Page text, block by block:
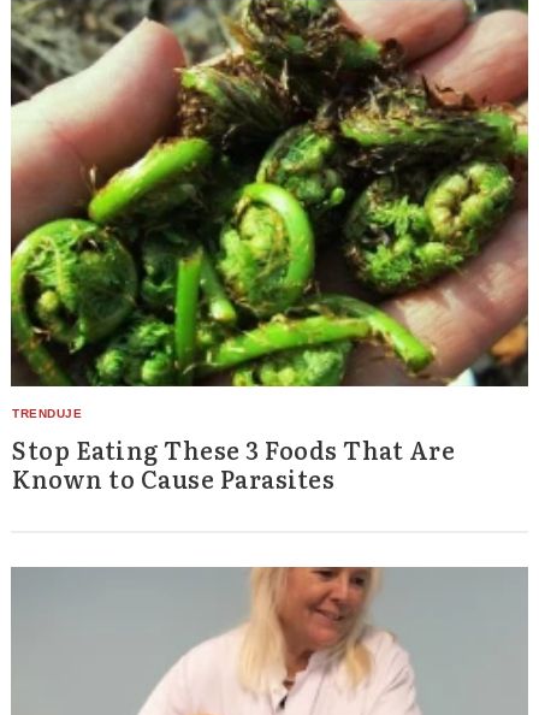
Stop Eating These 3 Foods That Are
Known to Cause Parasites